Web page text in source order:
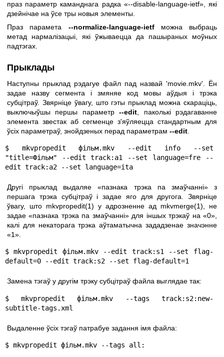
праз параметр каманднага радка «--disable-language-ietf», які
дзейнічае на ўсе тры новыя элементы.
Праз парамета --normalize-language-ietfможна выбраць
метад нармалізацыі, які ўжываецца да пашыраных моўных
падтэгах.
Прыклады
Наступны прыклад рэдагуе файл пад назвай 'movie.mkv'. Ён
задае назву сегмента і змяняе код мовы аўдыя і трэка
субцітраў. Звярніце ўвагу, што гэты прыклад можна скараціць,
выключыўшы першы параметр--edit , паколькі рэдагаванне
элемента звестак аб сегменце з'яўляецца стандартным для
ўсіх параметраў, знойдзеных перад параметрам --edit
$ mkvpropedit фільм.mkv --edit info --set
"title=Фільм" --edit track:a1 --set language=fre --
edit track:a2 --set language=ita
Другі прыклад выдаляе «пазнака трэка па змаўчанні» з
першага трэка субцітраў і задае яго для другога. Звярніце
ўвагу, што mkvpropedit(1) у адрозненне ад mkvmerge(1) , не
задае «пазнака трэка па змаўчанні» для іншых трэкаў на «0»,
калі для некаторага трэка аўтаматычна зададзенае значэнне
«1».
$ mkvpropedit фільм.mkv --edit track:s1 --set flag-
default=0 --edit track:s2 --set flag-default=1
Замена тэгаў у другім трэку субцітраў файла выглядае так:
$ mkvpropedit фільм.mkv --tags track:s2:new-
subtitle-tags.xml
Выдаленне ўсіх тэгаў патрабуе задання імя файла:
$ mkvpropedit фільм.mkv --tags all: